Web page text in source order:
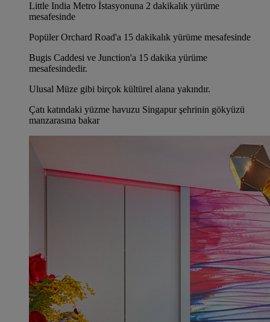
Little India Metro İstasyonuna 2 dakikalık yürüme
mesafesinde
Popüler Orchard Road'a 15 dakikalık yürüme mesafesinde
Bugis Caddesi ve Junction'a 15 dakika yürüme
mesafesindedir.
Ulusal Müze gibi birçok kültürel alana yakındır.
Çatı katındaki yüzme havuzu Singapur şehrinin gökyüzü
manzarasına bakar